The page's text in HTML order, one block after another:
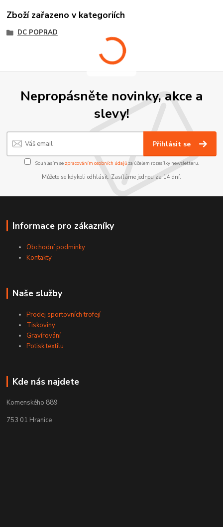
Zboží zařazeno v kategoriích
DC POPRAD
Nepropásněte novinky, akce a
slevy!
Přihlásit se
Souhlasím se zpracováním osobních údajůza účelem rozesílky newsletteru.
Můžete se kdykoli odhlásit. Zasíláme jednou za 14 dní.
Informace pro zákazníky
Obchodní podmínky
Kontakty
Naše služby
Prodej sportovních trofejí
Tiskoviny
Gravírování
Potisk textilu
Kde nás najdete
Komenského 889
753 01 Hranice